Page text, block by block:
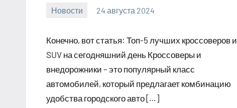
Новости 24 августа 2024
Конечно, вот статья: Топ-5 лучших кроссоверов и
SUV на сегодняшний день Кроссоверы и
внедорожники – это популярный класс
автомобилей, который предлагает комбинацию
удобства городского авто […]